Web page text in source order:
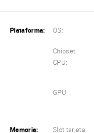
Plataforma: OS:
Chipset:
CPU:
GPU:
Memoria: Slot tarjeta: